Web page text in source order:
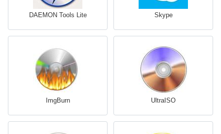
DAEMON Tools Lite Skype
ImgBurn UltraISO